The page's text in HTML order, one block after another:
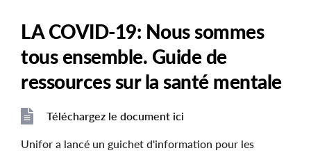
LA COVID-19: Nous sommes
tous ensemble. Guide de
ressources sur la santé mentale
File
File
Téléchargez le document ici
Unifor a lancé un guichet d'information pour les